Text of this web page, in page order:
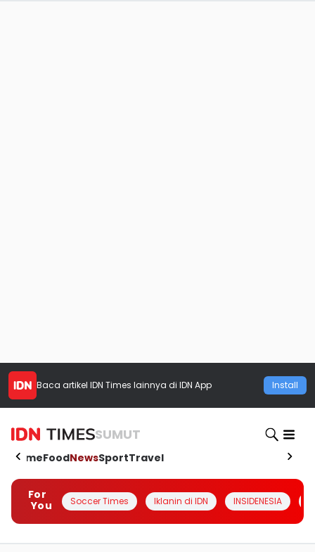
Baca artikel IDN Times lainnya di IDN App Install
SUMUT
HomeFoodNewsSportTravel
For
You
Soccer Times Iklanin di IDN INSIDENESIA